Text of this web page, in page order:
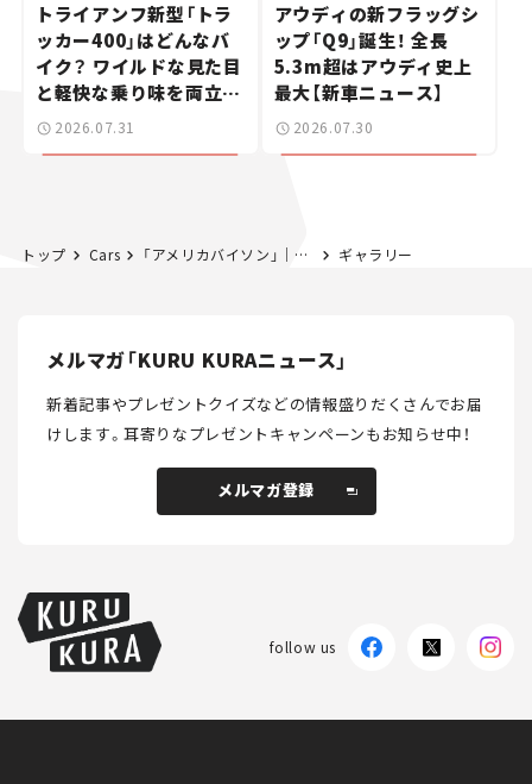
トライアンフ新型「トラ
ッカー400」はどんなバ
イク？ ワイルドな見た目
と軽快な乗り味を両立し
た400ccフラットトラッ
2026.07.31
アウディの新フラッグシ
ップ「Q9」誕生！ 全長
5.3m超はアウディ史上
最大【新車ニュース】
2026.07.30
トップ Cars 「アメリカバイソン」｜第19回アニマル”しっかり”みるみる ギャラリー
メルマガ「KURU KURAニュース」
新着記事やプレゼントクイズなどの情報盛りだくさんでお届
けします。耳寄りなプレゼントキャンペーンもお知らせ中！
メルマガ登録
follow us